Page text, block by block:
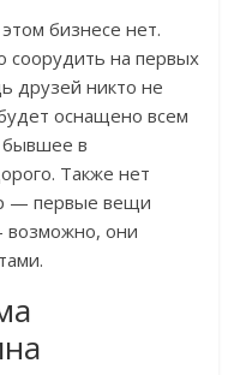
бизнесе нет.
соорудить на первых
друзей никто не
оснащено всем
в
Также нет
— первые вещи
они